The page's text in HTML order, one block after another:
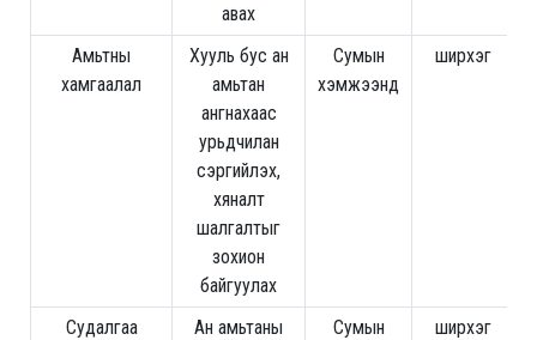
авах
Амьтны
хамгаалал
Хууль бус ан
амьтан
ангнахаас
урьдчилан
сэргийлэх,
хяналт
шалгалтыг
зохион
байгуулах
Сумын
хэмжээнд
ширхэг
Судалгаа
Ан амьтаны
Сумын
ширхэг